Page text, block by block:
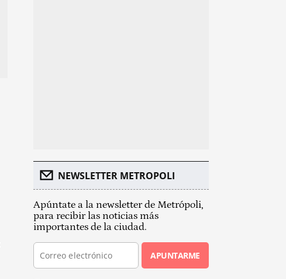
NEWSLETTER METROPOLI
Apúntate a la newsletter de Metrópoli,
para recibir las noticias más
importantes de la ciudad.
APUNTARME